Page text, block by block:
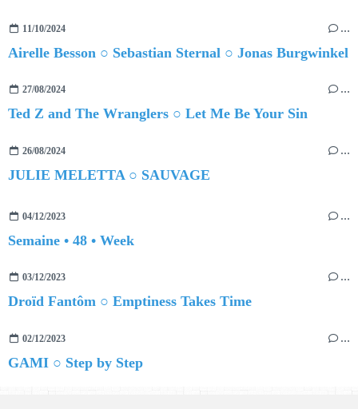
11/10/2024 …
Airelle Besson ○ Sebastian Sternal ○ Jonas Burgwinkel
27/08/2024 …
Ted Z and The Wranglers ○ Let Me Be Your Sin
26/08/2024 …
JULIE MELETTA ○ SAUVAGE
04/12/2023 …
Semaine • 48 • Week
03/12/2023 …
Droïd Fantôm ○ Emptiness Takes Time
02/12/2023 …
GAMI ○ Step by Step